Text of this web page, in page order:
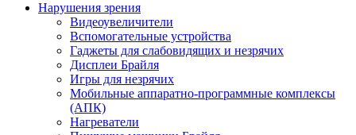
Нарушения зрения
Видеоувеличители
Вспомогательные устройства
Гаджеты для слабовидящих и незрячих
Дисплеи Брайля
Игры для незрячих
Мобильные аппаратно-программные комплексы
(АПК)
Нагреватели